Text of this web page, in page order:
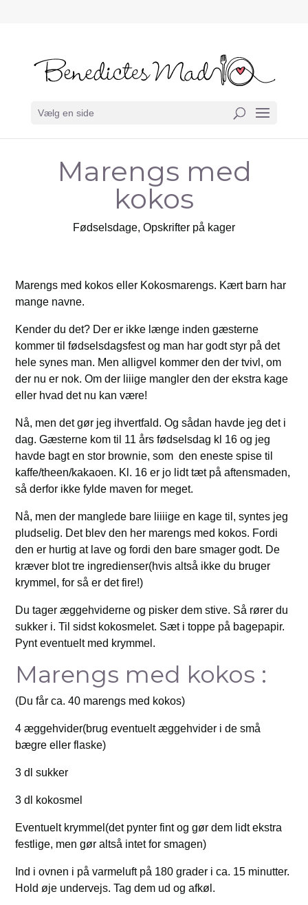
Vælg en side
Marengs med
kokos
Fødselsdage, Opskrifter på kager
Marengs med kokos eller Kokosmarengs. Kært barn har
mange navne.
Kender du det? Der er ikke længe inden gæsterne
kommer til fødselsdagsfest og man har godt styr på det
hele synes man. Men alligvel kommer den der tvivl, om
der nu er nok. Om der liiige mangler den der ekstra kage
eller hvad det nu kan være!
Nå, men det gør jeg ihvertfald. Og sådan havde jeg det i
dag. Gæsterne kom til 11 års fødselsdag kl 16 og jeg
havde bagt en stor brownie, som den eneste spise til
kaffe/theen/kakaoen. Kl. 16 er jo lidt tæt på aftensmaden,
så derfor ikke fylde maven for meget.
Nå, men der manglede bare liiiige en kage til, syntes jeg
pludselig. Det blev den her marengs med kokos. Fordi
den er hurtig at lave og fordi den bare smager godt. De
kræver blot tre ingredienser(hvis altså ikke du bruger
krymmel, for så er det fire!)
Du tager æggehviderne og pisker dem stive. Så rører du
sukker i. Til sidst kokosmelet. Sæt i toppe på bagepapir.
Pynt eventuelt med krymmel.
Marengs med kokos :
(Du får ca. 40 marengs med kokos)
4 æggehvider(brug eventuelt æggehvider i de små
bægre eller flaske)
3 dl sukker
3 dl kokosmel
Eventuelt krymmel(det pynter fint og gør dem lidt ekstra
festlige, men gør altså intet for smagen)
Ind i ovnen i på varmeluft på 180 grader i ca. 15 minutter.
Hold øje undervejs. Tag dem ud og afkøl.